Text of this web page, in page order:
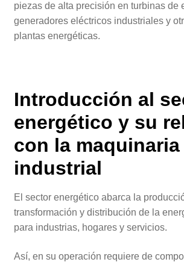
piezas de alta precisión en turbinas de
generadores eléctricos industriales y
plantas energéticas.
Introducción al
energético y su
con la maquinaria
industrial
El sector energético abarca la
transformación y distribución de la
para industrias, hogares y servicios.
Así, en su operación requiere de